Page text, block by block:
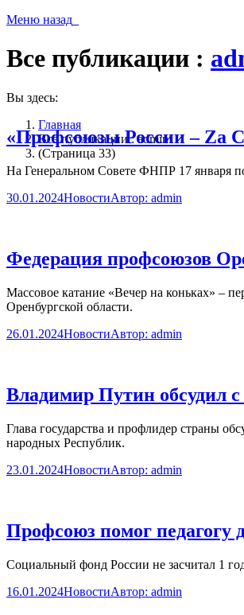
Меню назад
Все публикации :
Вы здесь:
Главная
Все публикации : admin
(Страница 33)
«Профсоюзы России – Zа
На Генеральном Совете ФНПР 17 января
30.01.2024НовостиАвтор: admin
Федерация профсоюзов
Массовое катание «Вечер на коньках» –
Оренбургской области.
26.01.2024НовостиАвтор: admin
Владимир Путин обсудил
Глава государства и профлидер страны
народных Республик.
23.01.2024НовостиАвтор: admin
Профсоюз помог педагогу
Социальный фонд России не засчитал 1
16.01.2024НовостиАвтор: admin